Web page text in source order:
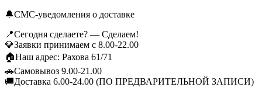
🔔СМС-уведомления о доставке
📍Сегодня сделаете? — Сделаем!
💎Заявки принимаем с 8.00-22.00
🏠Наш адрес: Рахова 61/71
🚗Самовывоз 9.00-21.00
🚚Доставка 6.00-24.00 (ПО ПРЕДВАРИТЕЛЬНОЙ ЗАПИСИ)